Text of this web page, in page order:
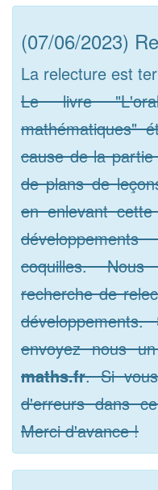
(07/06/2023)
La relecture est
Le livre
mathématiques"
cause de la
de plans de
en enlevant
coquilles.
recherche de
envoyez nous
maths.fr. Si
d'erreurs dans
Merci d'avance !